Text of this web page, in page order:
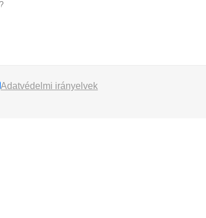
Adatvédelmi irányelvek